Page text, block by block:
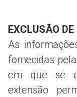
EXCLUSÃO
As
fornecidas
em que se
extensão